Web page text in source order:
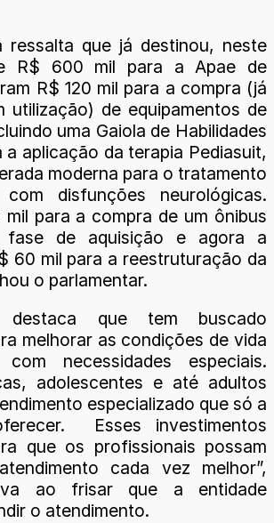
ressalta que já destinou, neste
R$ 600 mil para a Apae de
R$ 120 mil para a compra (já
utilização) de equipamentos de
uma Gaiola de Habilidades
a aplicação da terapia Pediasuit,
moderna para o tratamento
disfunções neurológicas.
mil para a compra de um ônibus
de aquisição e agora a
60 mil para a reestruturação da
o parlamentar.
destaca que tem buscado
melhorar as condições de vida
necessidades especiais.
adolescentes e até adultos
especializado que só a
Esses investimentos
que os profissionais possam
cada vez melhor”,
ao frisar que a entidade
o atendimento.